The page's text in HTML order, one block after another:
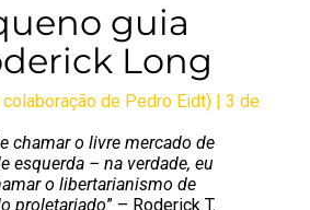
guia
Long
de Pedro Eidt) | 3 de
chamar o livre mercado de
esquerda – na verdade, eu
o libertarianismo de
proletariado” – Roderick T.